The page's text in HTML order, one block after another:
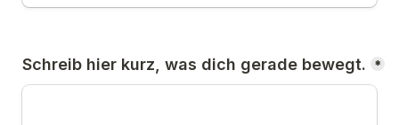
Schreib hier kurz, was dich gerade bewegt. *